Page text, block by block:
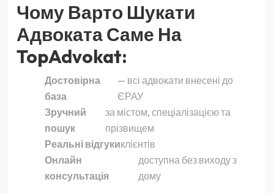
Чому Варто Шукати
Адвоката Саме На
TopAdvokat:
Достовірна
база
— всі адвокати внесені до
ЄРАУ
Зручний
пошук
за містом, спеціалізацією та
прізвищем
Реальні відгукиклієнтів
Онлайн
консультація
доступна без виходу з
дому